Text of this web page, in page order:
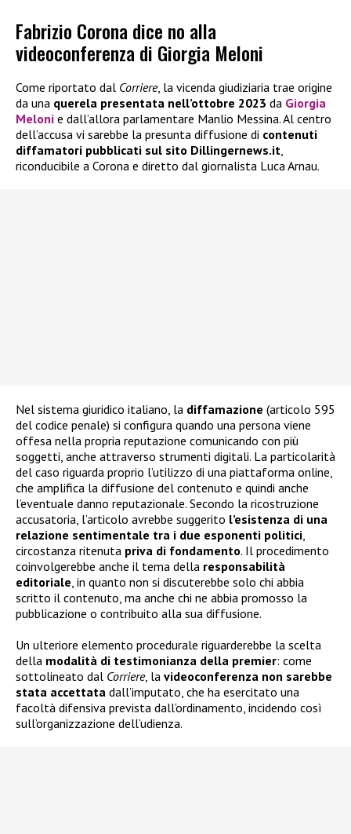
Fabrizio Corona dice no alla
videoconferenza di Giorgia Meloni
Come riportato dal Corriere, la vicenda giudiziaria trae origine
da una querela presentata nell’ottobre 2023 da Giorgia
Meloni e dall’allora parlamentare Manlio Messina. Al centro
dell’accusa vi sarebbe la presunta diffusione di contenuti
diffamatori pubblicati sul sito Dillingernews.it,
riconducibile a Corona e diretto dal giornalista Luca Arnau.
Nel sistema giuridico italiano, la diffamazione (articolo 595
del codice penale) si configura quando una persona viene
offesa nella propria reputazione comunicando con più
soggetti, anche attraverso strumenti digitali. La particolarità
del caso riguarda proprio l’utilizzo di una piattaforma online,
che amplifica la diffusione del contenuto e quindi anche
l’eventuale danno reputazionale. Secondo la ricostruzione
accusatoria, l’articolo avrebbe suggerito l’esistenza di una
relazione sentimentale tra i due esponenti politici,
circostanza ritenuta priva di fondamento. Il procedimento
coinvolgerebbe anche il tema della responsabilità
editoriale, in quanto non si discuterebbe solo chi abbia
scritto il contenuto, ma anche chi ne abbia promosso la
pubblicazione o contribuito alla sua diffusione.
Un ulteriore elemento procedurale riguarderebbe la scelta
della modalità di testimonianza della premier: come
sottolineato dal Corriere, la videoconferenza non sarebbe
stata accettata dall’imputato, che ha esercitato una
facoltà difensiva prevista dall’ordinamento, incidendo così
sull’organizzazione dell’udienza.